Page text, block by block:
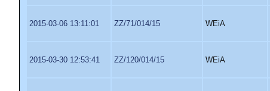
2015-03-06 13:11:01 ZZ/71/014/15 WEiA
2015-03-30 12:53:41 ZZ/120/014/15 WEiA